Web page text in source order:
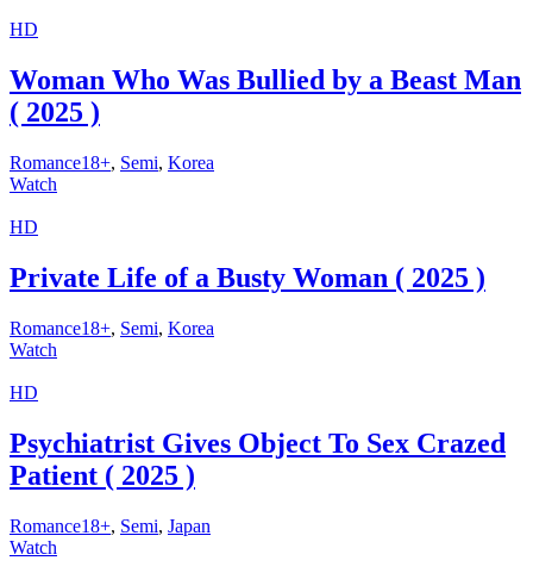
HD
Woman Who Was Bullied by a Beast Man
( 2025 )
Romance18+, Semi, Korea
Watch
HD
Private Life of a Busty Woman ( 2025 )
Romance18+, Semi, Korea
Watch
HD
Psychiatrist Gives Object To Sex Crazed
Patient ( 2025 )
Romance18+, Semi, Japan
Watch